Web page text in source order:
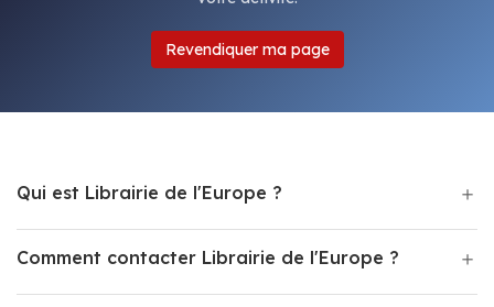
Revendiquer ma page
Qui est Librairie de l'Europe ?
Comment contacter Librairie de l'Europe ?